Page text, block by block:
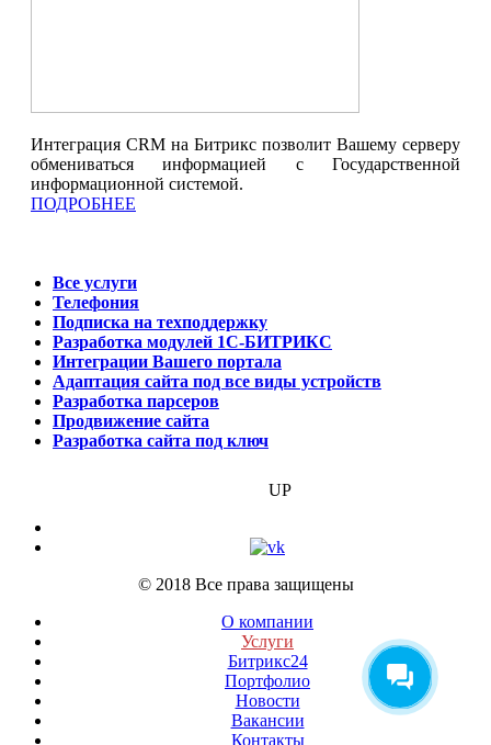
Интеграция CRM на Битрикс позволит Вашему серверу
обмениваться информацией с Государственной
информационной системой.
ПОДРОБНЕЕ
Все услуги
Телефония
Подписка на техподдержку
Разработка модулей 1С-БИТРИКС
Интеграции Вашего портала
Адаптация сайта под все виды устройств
Разработка парсеров
Продвижение сайта
Разработка сайта под ключ
UP
© 2018 Все права защищены
О компании
Услуги
Битрикс24
Портфолио
Новости
Вакансии
Контакты